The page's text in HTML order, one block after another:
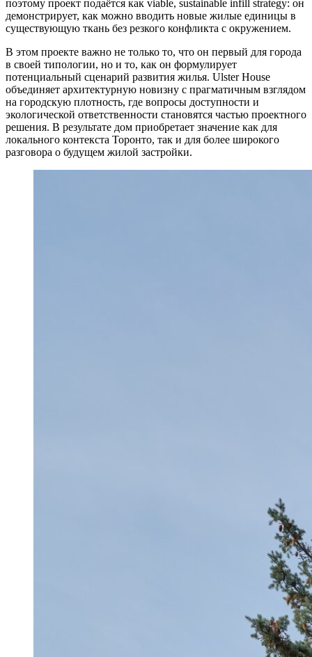
поэтому проект подаётся как viable, sustainable infill strategy: он
демонстрирует, как можно вводить новые жилые единицы в
существующую ткань без резкого конфликта с окружением.
В этом проекте важно не только то, что он первый для города
в своей типологии, но и то, как он формулирует
потенциальный сценарий развития жилья. Ulster House
объединяет архитектурную новизну с прагматичным взглядом
на городскую плотность, где вопросы доступности и
экологической ответственности становятся частью проектного
решения. В результате дом приобретает значение как для
локального контекста Торонто, так и для более широкого
разговора о будущем жилой застройки.